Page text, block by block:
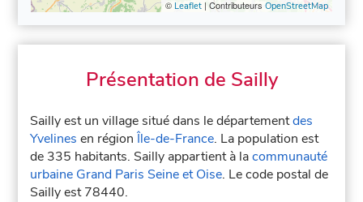
© Leaflet| Contributeurs OpenStreetMap
Présentation de Sailly
Sailly est un village situé dans le départementdes
Yvelines en régionÎle-de-France. La population est
de 335 habitants. Sailly appartient à lacommunauté
urbaine Grand Paris Seine et Oise. Le code postal de
Sailly est 78440.